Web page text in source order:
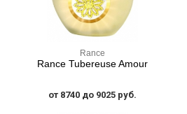
Rance
Rance Tubereuse Amour
от 8740 до 9025 руб.